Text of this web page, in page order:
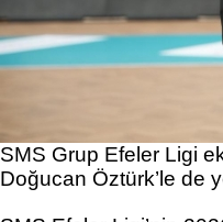
SMS Grup Efeler Ligi
Doğucan Öztürk’le de